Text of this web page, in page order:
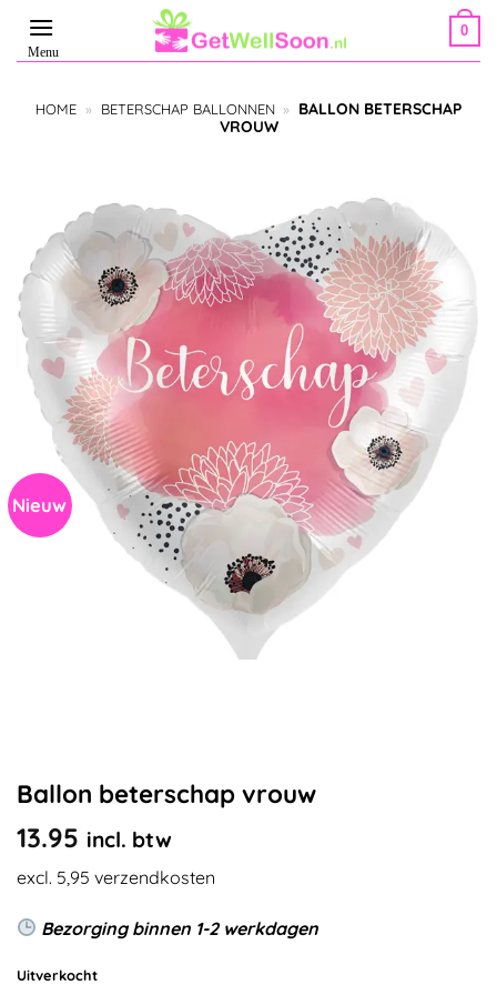
naar
inhoud
0
HOME » BETERSCHAP BALLONNEN » BALLON BETERSCHAP
VROUW
Nieuw
Ballon beterschap vrouw
13.95 incl. btw
excl. 5,95 verzendkosten
Bezorging binnen 1-2 werkdagen
Uitverkocht